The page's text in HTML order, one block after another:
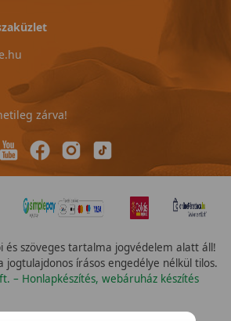
zárva!
és szöveges tartalma jogvédelem alatt áll!
jogtulajdonos írásos engedélye nélkül tilos.
– Honlapkészítés, webáruház készítés